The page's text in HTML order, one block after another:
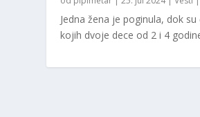
Jedna žena je poginula, dok
kojih dvoje dece od 2 i 4